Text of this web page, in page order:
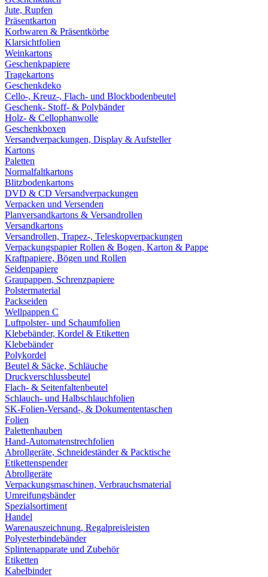
Jute, Rupfen
Präsentkarton
Korbwaren & Präsentkörbe
Klarsichtfolien
Weinkartons
Geschenkpapiere
Tragekartons
Geschenkdeko
Cello-, Kreuz-, Flach- und Blockbodenbeutel
Geschenk- Stoff- & Polybänder
Holz- & Cellophanwolle
Geschenkboxen
Versandverpackungen, Display & Aufsteller
Kartons
Paletten
Normalfaltkartons
Blitzbodenkartons
DVD & CD Versandverpackungen
Verpacken und Versenden
Planversandkartons & Versandrollen
Versandkartons
Versandrollen, Trapez-, Teleskopverpackungen
Verpackungspapier Rollen & Bogen, Karton & Pappe
Kraftpapiere, Bögen und Rollen
Seidenpapiere
Graupappen, Schrenzpapiere
Polstermaterial
Packseiden
Wellpappen C
Luftpolster- und Schaumfolien
Klebebänder, Kordel & Etiketten
Klebebänder
Polykordel
Beutel & Säcke, Schläuche
Druckverschlussbeutel
Flach- & Seitenfaltenbeutel
Schlauch- und Halbschlauchfolien
SK-Folien-Versand-, & Dokumententaschen
Folien
Palettenhauben
Hand-Automatenstrechfolien
Abrollgeräte, Schneideständer & Packtische
Etikettenspender
Abrollgeräte
Verpackungsmaschinen, Verbrauchsmaterial
Umreifungsbänder
Spezialsortiment
Handel
Warenauszeichnung, Regalpreisleisten
Polyesterbindebänder
Splintenapparate und Zubehör
Etiketten
Kabelbinder